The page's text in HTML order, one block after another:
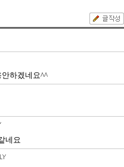
하겠네요^^
네요